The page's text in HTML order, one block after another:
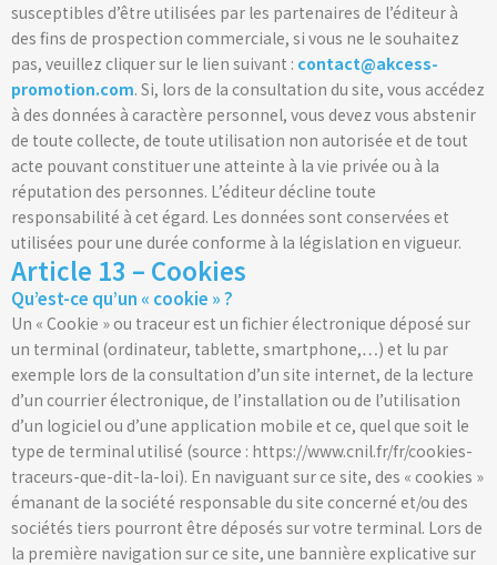
susceptibles d’être utilisées par les partenaires de l’éditeur à
des fins de prospection commerciale, si vous ne le souhaitez
pas, veuillez cliquer sur le lien suivant : contact@akcess-
promotion.com. Si, lors de la consultation du site, vous accédez
à des données à caractère personnel, vous devez vous abstenir
de toute collecte, de toute utilisation non autorisée et de tout
acte pouvant constituer une atteinte à la vie privée ou à la
réputation des personnes. L’éditeur décline toute
responsabilité à cet égard. Les données sont conservées et
utilisées pour une durée conforme à la législation en vigueur.
Article 13 – Cookies
Qu’est-ce qu’un « cookie » ?
Un « Cookie » ou traceur est un fichier électronique déposé sur
un terminal (ordinateur, tablette, smartphone,…) et lu par
exemple lors de la consultation d’un site internet, de la lecture
d’un courrier électronique, de l’installation ou de l’utilisation
d’un logiciel ou d’une application mobile et ce, quel que soit le
type de terminal utilisé (source : https://www.cnil.fr/fr/cookies-
traceurs-que-dit-la-loi). En naviguant sur ce site, des « cookies »
émanant de la société responsable du site concerné et/ou des
sociétés tiers pourront être déposés sur votre terminal. Lors de
la première navigation sur ce site, une bannière explicative sur